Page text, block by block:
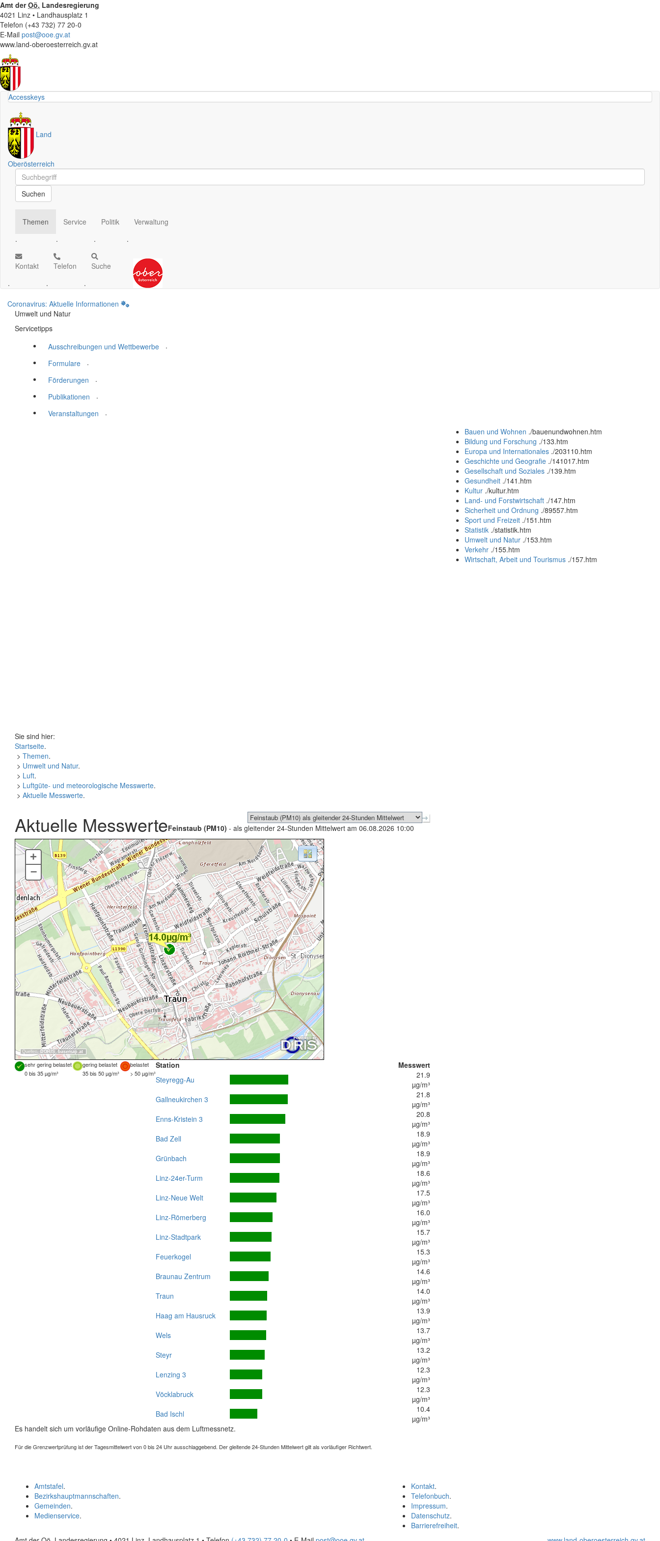
Amt derOö. Landesregierung
4021 Linz • Landhausplatz 1
Telefon (+43 732) 77 20-0
E-Mail post@ooe.gv.at
www.land-oberoesterreich.gv.at
Accesskeys
Land
Oberösterreich
Schnellsuche
Schnellsuche
Suchen
Themen
.
Service
.
Politik
.
Verwaltung
.
Kontakt
.
Telefon
.
Suche
.
Coronavirus: Aktuelle Informationen
Umwelt und Natur
Servicetipps
Ausschreibungen und Wettbewerbe
.
Formulare
.
Förderungen
.
Publikationen
.
Veranstaltungen
.
Bauen und Wohnen ./bauenundwohnen.htm
Bildung und Forschung ./133.htm
Europa und Internationales ./203110.htm
Geschichte und Geografie ./141017.htm
Gesellschaft und Soziales ./139.htm
Gesundheit ./141.htm
Kultur ./kultur.htm
Land- und Forstwirtschaft ./147.htm
Sicherheit und Ordnung ./89557.htm
Sport und Freizeit ./151.htm
Statistik ./statistik.htm
Umwelt und Natur ./153.htm
Verkehr ./155.htm
Wirtschaft, Arbeit und Tourismus ./157.htm
Sie sind hier:
Startseite.
> Themen.
> Umwelt und Natur.
> Luft.
> Luftgüte- und meteorologische Messwerte.
> Aktuelle Messwerte.
Aktuelle MesswerteFeinstaub (PM10) - als gleitender 24-Stunden Mittelwert am 06.08.2026 10:00
Quellen: DORIS, basemap.at
+
–
sehr gering belastet gering belastet
belastet
0 bis 35 µg/m³
35 bis 50 µg/m³ > 50 µg/m³
Station
Messwert
Steyregg-Au
21.9
µg/m³
Gallneukirchen 3
21.8
µg/m³
Enns-Kristein 3
20.8
µg/m³
Bad Zell
18.9
µg/m³
Grünbach
18.9
µg/m³
Linz-24er-Turm
18.6
µg/m³
Linz-Neue Welt
17.5
µg/m³
Linz-Römerberg
16.0
µg/m³
Linz-Stadtpark
15.7
µg/m³
Feuerkogel
15.3
µg/m³
Braunau Zentrum
14.6
µg/m³
Traun
14.0
µg/m³
Haag am Hausruck
13.9
µg/m³
Wels
13.7
µg/m³
Steyr
13.2
µg/m³
Lenzing 3
12.3
µg/m³
Vöcklabruck
12.3
µg/m³
Bad Ischl
10.4
µg/m³
Es handelt sich um vorläufige Online-Rohdaten aus dem Luftmessnetz.
Für die Grenzwertprüfung ist der Tagesmittelwert von 0 bis 24 Uhr ausschlaggebend. Der gleitende 24-Stunden Mittelwert gilt als vorläufiger Richtwert.
Kontakt.
Telefonbuch.
Impressum.
Datenschutz.
Barrierefreiheit.
Amtstafel.
Bezirkshauptmannschaften.
Gemeinden.
Medienservice.